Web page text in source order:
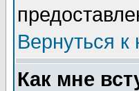
Вернуться к
Как мне